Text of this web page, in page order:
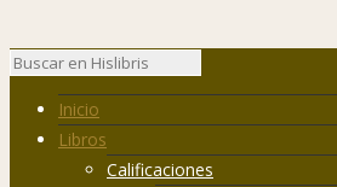
Inicio
Libros
Calificaciones